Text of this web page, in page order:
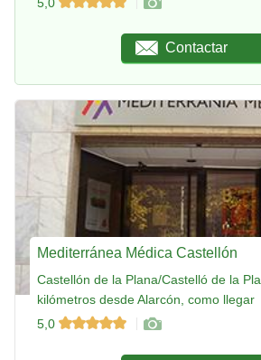
Contactar
Mediterránea Médica Castellón
Castellón de la Plana/Castelló de la
kilómetros desde Alarcón, como llegar
5,0